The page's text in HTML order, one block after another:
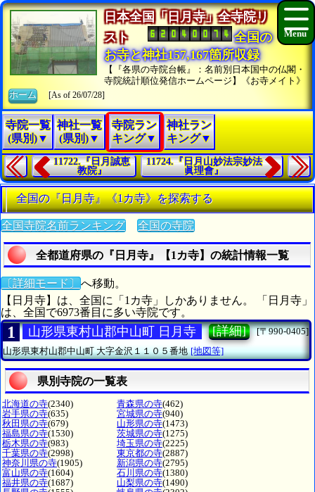
日本全国「日月寺」全寺院リ
スト
全国の
お寺と神社157,167箇所収録
【『各県の寺院台帳』：名前別日本国中の仏閣・
寺院統計順位発信ホームページ】《お寺メイト》
ホーム
[As of 26/07/28]
寺院一覧
(県別)▼
神社一覧
(県別)▼
寺院ラン
キング▼
神社ラン
キング▼
11722.『日月誠恵
教院』
11724.『日月山妙法宗妙法
眞理會』
全国の『日月寺』《1カ寺》を探索する
全国寺院名前ランキング 全国の寺院
全都道府県の『日月寺』【1カ寺】の統計情報一覧
〔詳細モード〕 へ移動。
【日月寺】は、全国に「1カ寺」しかありません。 「日月寺」
は、全国で6973番目に多い寺院です。
1 山形県東村山郡中山町 日月寺 [詳細]
[〒990-0405]
山形県東村山郡中山町大字金沢１１０５番地 [地図等]
県別寺院の一覧表
北海道の寺(2340) 青森県の寺(462)
岩手県の寺(635) 宮城県の寺(940)
秋田県の寺(679) 山形県の寺(1473)
福島県の寺(1530) 茨城県の寺(1275)
栃木県の寺(983) 埼玉県の寺(2225)
千葉県の寺(2998) 東京都の寺(2887)
神奈川県の寺(1905) 新潟県の寺(2795)
富山県の寺(1604) 石川県の寺(1380)
福井県の寺(1687) 山梨県の寺(1490)